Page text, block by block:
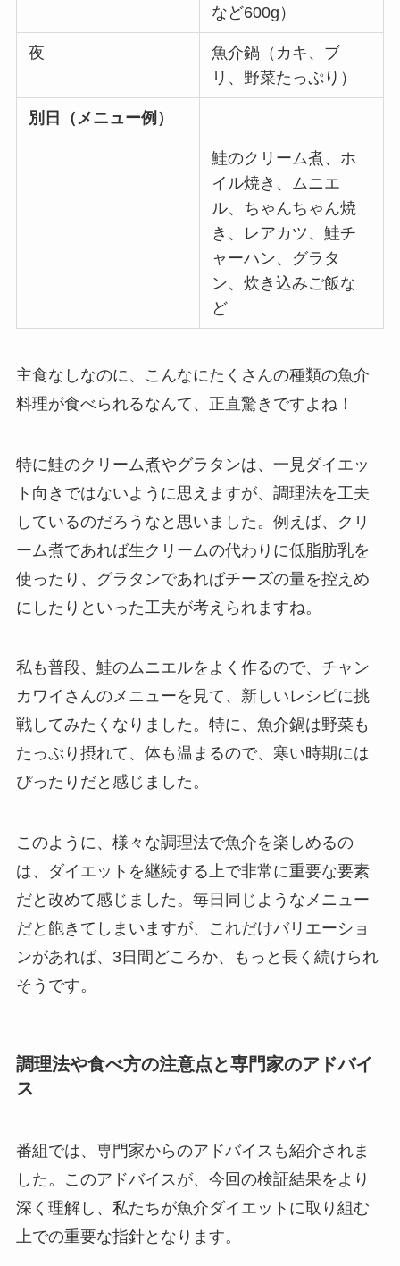
など600g）
夜
魚介鍋（カキ、ブ
リ、野菜たっぷり）
別日（メニュー例）
鮭のクリーム煮、ホ
イル焼き、ムニエ
ル、ちゃんちゃん焼
き、レアカツ、鮭チ
ャーハン、グラタ
ン、炊き込みご飯な
ど
主食なしなのに、こんなにたくさんの種類の魚介
料理が食べられるなんて、正直驚きですよね！
特に鮭のクリーム煮やグラタンは、一見ダイエッ
ト向きではないように思えますが、調理法を工夫
しているのだろうなと思いました。例えば、クリ
ーム煮であれば生クリームの代わりに低脂肪乳を
使ったり、グラタンであればチーズの量を控えめ
にしたりといった工夫が考えられますね。
私も普段、鮭のムニエルをよく作るので、チャン
カワイさんのメニューを見て、新しいレシピに挑
戦してみたくなりました。特に、魚介鍋は野菜も
たっぷり摂れて、体も温まるので、寒い時期には
ぴったりだと感じました。
このように、様々な調理法で魚介を楽しめるの
は、ダイエットを継続する上で非常に重要な要素
だと改めて感じました。毎日同じようなメニュー
だと飽きてしまいますが、これだけバリエーショ
ンがあれば、3日間どころか、もっと長く続けられ
そうです。
調理法や食べ方の注意点と専門家のアドバイ
ス
番組では、専門家からのアドバイスも紹介されま
した。このアドバイスが、今回の検証結果をより
深く理解し、私たちが魚介ダイエットに取り組む
上での重要な指針となります。